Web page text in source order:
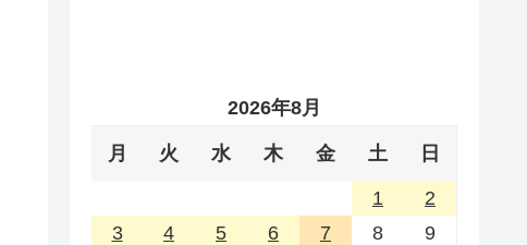
2026年8月
月 火 水 木 金 土 日
1
2
3
4 5 6 7 8
9